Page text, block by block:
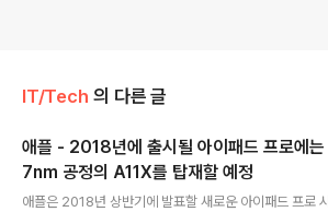
IT/Tech 의 다른 글
애플 - 2018년에 출시될 아이패드 프로에는
7nm 공정의 A11X를 탑재할 예정
애플은 2018년 상반기에 발표할 새로운 아이패드 프로 시